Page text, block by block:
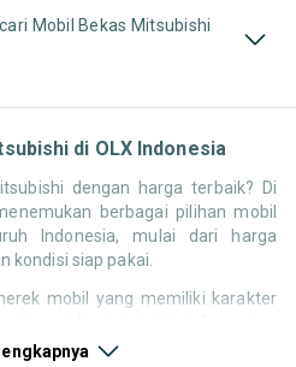
Mobil Bekas Mitsubishi
di OLX Indonesia
dengan harga terbaik? Di
berbagai pilihan mobil
Indonesia, mulai dari harga
kondisi siap pakai.
mobil yang memiliki karakter
Hal ini membuat pencarian seperti